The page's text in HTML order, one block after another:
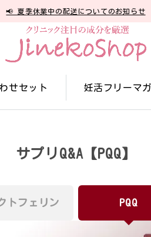
📢 夏季休業中の配送についてのお知らせ
せセット 妊活フリーマ
サプリQ&A【PQQ】
トフェリン PQQ